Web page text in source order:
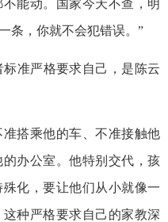
能动。国家今天不查，明
条，你就不会犯错误。”
准严格要求自己，是陈云
搭乘他的车、不准接触他
办公室。他特别交代，孩
化，要让他们从小就像一
种严格要求自己的家教深